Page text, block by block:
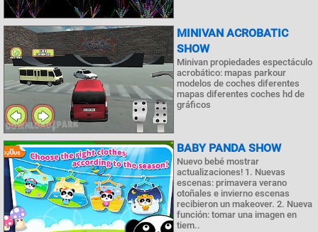
MINIVAN ACROBATIC
SHOW
Minivan propiedades espectáculo
acrobático: mapas parkour
modelos de coches diferentes
mapas diferentes coches hd de
gráficos
BABY PANDA SHOW
Nuevo bebé mostrar
actualizaciones! 1. Nuevas
escenas: primavera verano
otoñales e invierno escenas
recibieron un makeover. 2. Nueva
función: tomar una imagen en
tiem..